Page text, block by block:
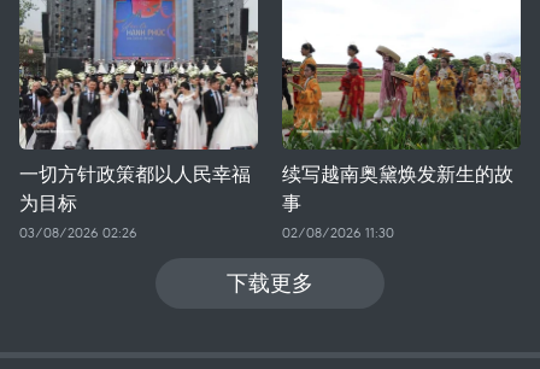
一切方针政策都以人民幸福
为目标
03/08/2026 02:26
续写越南奥黛焕发新生的故
事
02/08/2026 11:30
下载更多